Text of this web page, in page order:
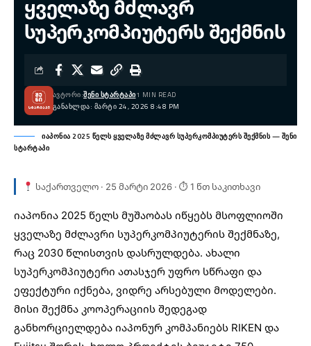
ყველაზე მძლავრ
სუპერკომპიუტერს შექმნის
ᲒᲐᲜᲐᲮᲚᲓᲐ: ᲛᲐᲠᲢᲘ 24, 2026 8:48 PM
ᲐᲕᲢᲝᲠᲘ:ᲨᲔᲜᲘ ᲡᲢᲐᲠᲢᲐᲞᲘ1 MIN READ
იაპონია 2025 წელს ყველაზე მძლავრ სუპერკომპიუტერს შექმნის — შენი
სტარტაპი
საქართველო · 25 მარტი 2026 · ⏱ 1 წთ საკითხავი
იაპონია 2025 წელს მუშაობას იწყებს მსოფლიოში
ყველაზე მძლავრი სუპერკომპიუტერის შექმნაზე,
რაც 2030 წლისთვის დასრულდება. ახალი
სუპერკომპიუტერი ათასჯერ უფრო სწრაფი და
ეფექტური იქნება, ვიდრე არსებული მოდელები.
მისი შექმნა კოოპერაციის შედეგად
განხორციელდება იაპონურ კომპანიებს RIKEN და